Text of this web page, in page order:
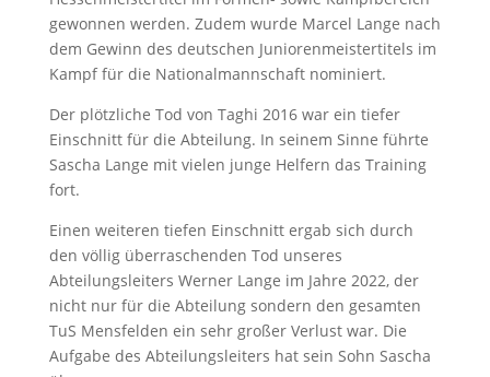
gewonnen werden. Zudem wurde Marcel Lange nach
dem Gewinn des deutschen Juniorenmeistertitels im
Kampf für die Nationalmannschaft nominiert.
Der plötzliche Tod von Taghi 2016 war ein tiefer
Einschnitt für die Abteilung. In seinem Sinne führte
Sascha Lange mit vielen junge Helfern das Training
fort.
Einen weiteren tiefen Einschnitt ergab sich durch
den völlig überraschenden Tod unseres
Abteilungsleiters Werner Lange im Jahre 2022, der
nicht nur für die Abteilung sondern den gesamten
TuS Mensfelden ein sehr großer Verlust war. Die
Aufgabe des Abteilungsleiters hat sein Sohn Sascha